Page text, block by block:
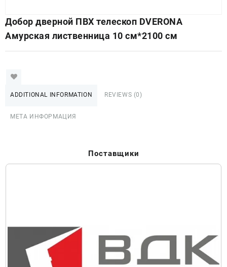
Добор дверной ПВХ телескоп DVERONA
Амурская лиственница 10 см*2100 см
ADDITIONAL INFORMATION REVIEWS (0)
МЕТА ИНФОРМАЦИЯ
Поставщики